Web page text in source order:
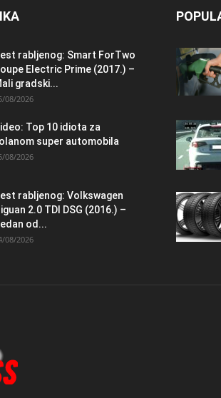
rabljenog: Smart ForTwo
Electric Prime (2017.) –
gradski...
08/2026
Top 10 idiota za
super automobila
08/2026
rabljenog: Volkswagen
2.0 TDI DSG (2016.) –
od...
08/2026